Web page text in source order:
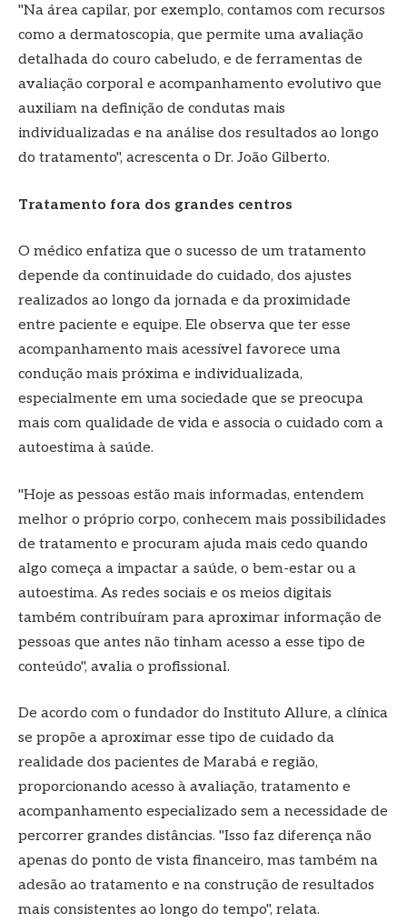
"Na área capilar, por exemplo, contamos com recursos
como a dermatoscopia, que permite uma avaliação
detalhada do couro cabeludo, e de ferramentas de
avaliação corporal e acompanhamento evolutivo que
auxiliam na definição de condutas mais
individualizadas e na análise dos resultados ao longo
do tratamento", acrescenta o Dr. João Gilberto.
Tratamento fora dos grandes centros
O médico enfatiza que o sucesso de um tratamento
depende da continuidade do cuidado, dos ajustes
realizados ao longo da jornada e da proximidade
entre paciente e equipe. Ele observa que ter esse
acompanhamento mais acessível favorece uma
condução mais próxima e individualizada,
especialmente em uma sociedade que se preocupa
mais com qualidade de vida e associa o cuidado com a
autoestima à saúde.
"Hoje as pessoas estão mais informadas, entendem
melhor o próprio corpo, conhecem mais possibilidades
de tratamento e procuram ajuda mais cedo quando
algo começa a impactar a saúde, o bem-estar ou a
autoestima. As redes sociais e os meios digitais
também contribuíram para aproximar informação de
pessoas que antes não tinham acesso a esse tipo de
conteúdo", avalia o profissional.
De acordo com o fundador do Instituto Allure, a clínica
se propõe a aproximar esse tipo de cuidado da
realidade dos pacientes de Marabá e região,
proporcionando acesso à avaliação, tratamento e
acompanhamento especializado sem a necessidade de
percorrer grandes distâncias. "Isso faz diferença não
apenas do ponto de vista financeiro, mas também na
adesão ao tratamento e na construção de resultados
mais consistentes ao longo do tempo", relata.